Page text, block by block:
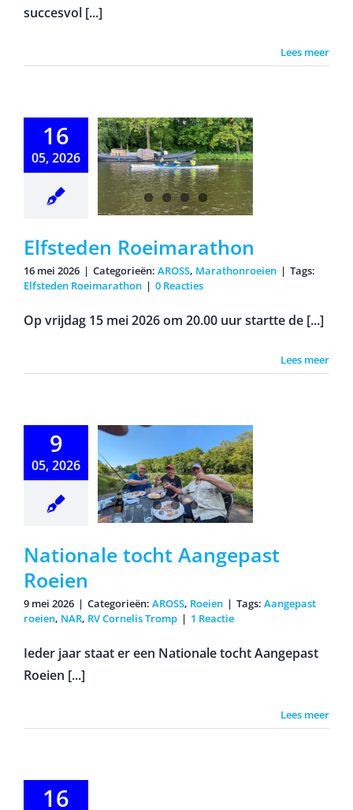
succesvol [...]
Lees meer
16
05, 2026
Elfsteden Roeimarathon
16 mei 2026 | Categorieën: AROSS, Marathonroeien | Tags:
Elfsteden Roeimarathon | 0 Reacties
Op vrijdag 15 mei 2026 om 20.00 uur startte de [...]
Lees meer
9
05, 2026
tocht
Nationale tocht Aangepast
Roeien
9 mei 2026 | Categorieën: AROSS, Roeien | Tags: Aangepast
roeien, NAR, RV Cornelis Tromp | 1 Reactie
Ieder jaar staat er een Nationale tocht Aangepast
Roeien [...]
Lees meer
16
alert op
het